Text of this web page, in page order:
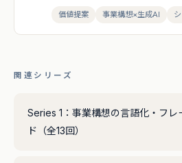
価値提案 事業構想×生成AI
関連シリーズ
Series 1：事業構想の言語化・フレ
ド（全13回）